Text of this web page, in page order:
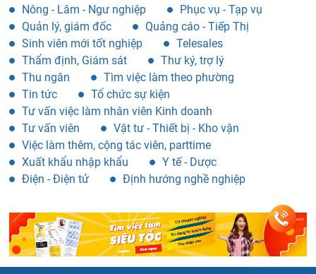
Nông - Lâm - Ngư nghiệp
Phục vụ - Tạp vụ
Quản lý, giám đốc
Quảng cáo - Tiếp Thị
Sinh viên mới tốt nghiệp
Telesales
Thẩm định, Giám sát
Thư ký, trợ lý
Thu ngân
Tìm việc làm theo phường
Tin tức
Tổ chức sự kiện
Tư vấn việc làm nhân viên Kinh doanh
Tư vấn viên
Vật tư - Thiết bị - Kho vận
Việc làm thêm, cộng tác viên, parttime
Xuất khẩu nhập khẩu
Y tế - Dược
Điện - Điện tử
Định hướng nghề nghiệp